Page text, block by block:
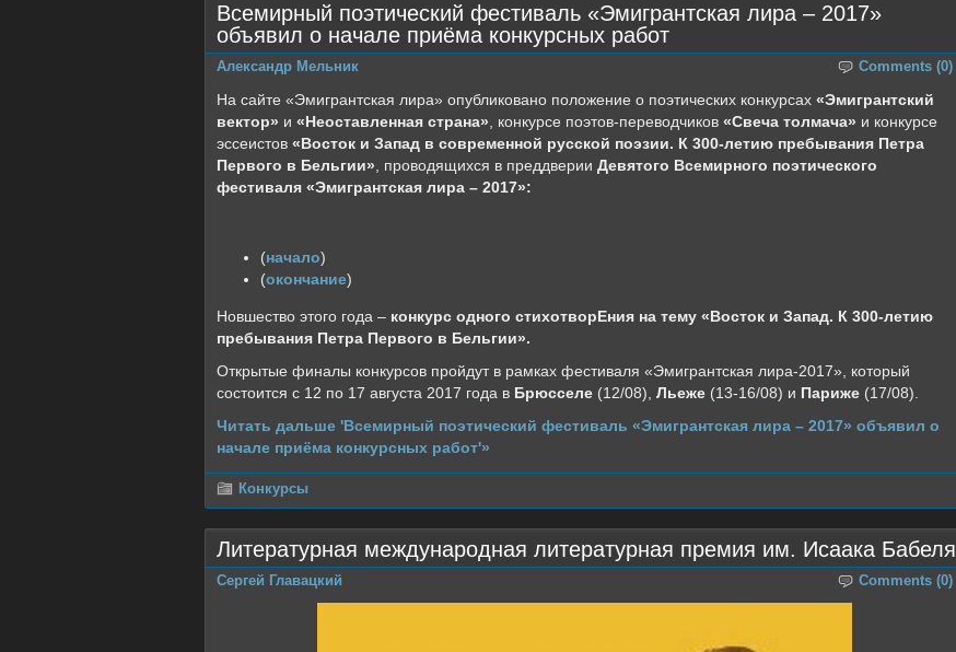
Всемирный поэтический фестиваль «Эмигрантская лира – 2017»
объявил о начале приёма конкурсных работ
Comments (0)
Александр Мельник
На сайте «Эмигрантская лира» опубликовано положение о поэтических конкурсах «Эмигрантский
вектор» и «Неоставленная страна» , конкурсе поэтов-переводчиков «Свеча толмача» и конкурсе
эссеистов «Восток и Запад в современной русской поэзии. К 300-летию пребывания Петра
Первого в Бельгии» , проводящихся в преддверии Девятого Всемирного поэтического
фестиваля «Эмигрантская лира – 2017»:
(начало)
(окончание)
Новшество этого года – конкурс одного стихотворЕния на тему «Восток и Запад. К 300-летию
пребывания Петра Первого в Бельгии».
Открытые финалы конкурсов пройдут в рамках фестиваля «Эмигрантская лира-2017», который
состоится с 12 по 17 августа 2017 года в Брюсселе (12/08), Льеже (13-16/08) и Париже (17/08).
Читать дальше 'Всемирный поэтический фестиваль «Эмигрантская лира – 2017» объявил о
начале приёма конкурсных работ'»
Конкурсы
Литературная международная литературная премия им. Исаака Бабеля
Comments (0)
Сергей Главацкий